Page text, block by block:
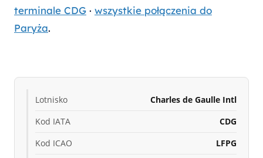
terminale CDG · wszystkie połączenia do
Paryża.
Lotnisko
Charles de Gaulle Intl
Kod IATA
CDG
Kod ICAO
LFPG